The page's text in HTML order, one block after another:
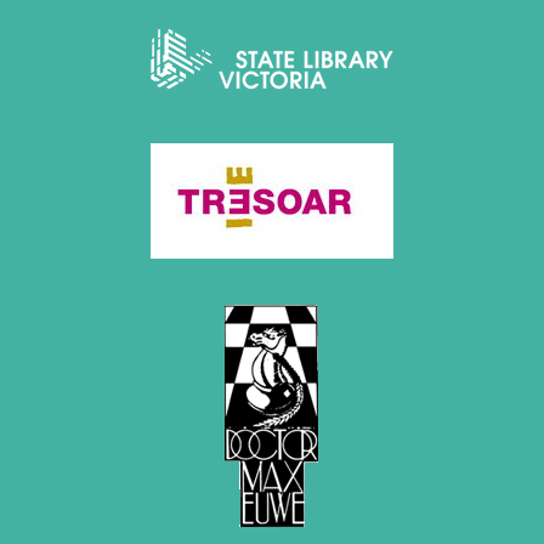
Juni 2012 (1 Eintrag)
Mai 2012 (1 Eintrag)
April 2012 (6 Einträge)
Februar 2012 (3 Einträge)
Januar 2012 (5 Einträge)
Dezember 2011 (1 Eintrag)
November 2011 (2 Einträge)
Januar 2011 (4 Einträge)
Dezember 2010 (1 Eintrag)